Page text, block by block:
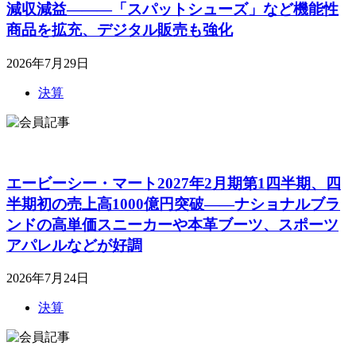
減収減益―――「スパットシューズ」など機能性
商品を拡充、デジタル販売も強化
2026年7月29日
決算
エービーシー・マート2027年2月期第1四半期、四
半期初の売上高1000億円突破――ナショナルブラ
ンドの高単価スニーカーや本革ブーツ、スポーツ
アパレルなどが好調
2026年7月24日
決算